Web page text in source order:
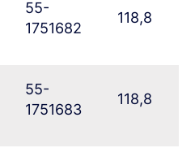
55-
1751682
118,8
55-
1751683
118,8